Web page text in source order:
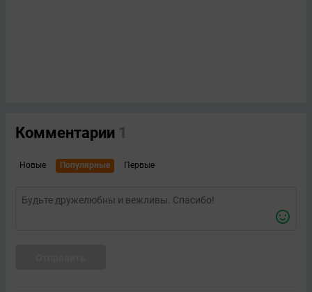
Комментарии 1
Новые Популярные Первые